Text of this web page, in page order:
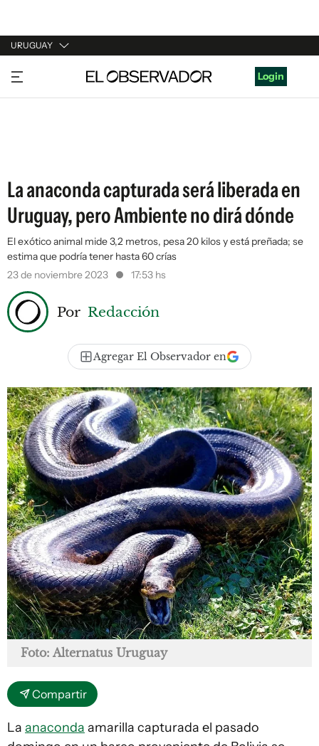
URUGUAY
URUGUAY
ARGENTINA
Login
La anaconda capturada será liberada en
Uruguay, pero Ambiente no dirá dónde
El exótico animal mide 3,2 metros, pesa 20 kilos y está preñada; se
estima que podría tener hasta 60 crías
23 de noviembre 2023
17:53 hs
Por Redacción
Agregar El Observador en
Foto: Alternatus Uruguay
Compartir
La anaconda amarilla capturada el pasado